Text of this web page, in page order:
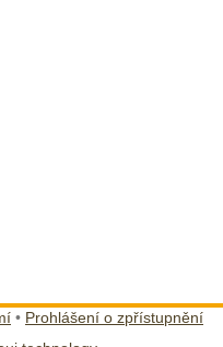
• Prohlášení o zpřístupnění